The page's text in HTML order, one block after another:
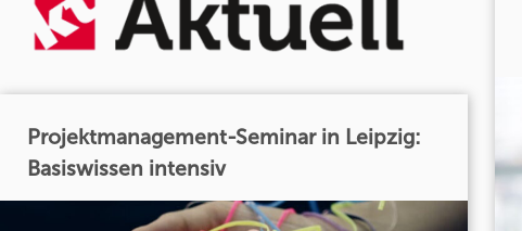
Projektmanagement-Seminar in Leipzig:
Basiswissen intensiv